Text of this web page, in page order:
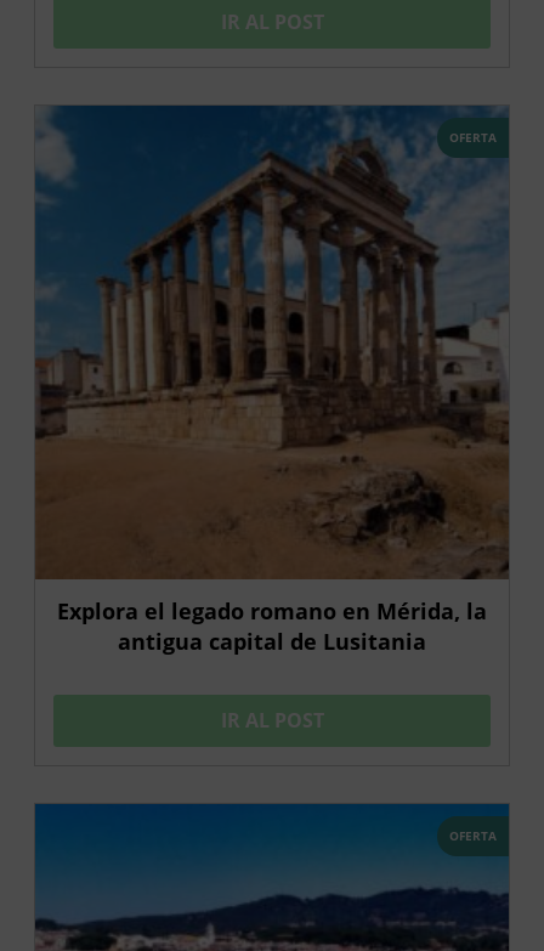
IR AL POST
OFERTA
Explora el legado romano en Mérida, la
antigua capital de Lusitania
IR AL POST
OFERTA